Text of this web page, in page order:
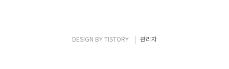
DESIGN BYTISTORY 관리자